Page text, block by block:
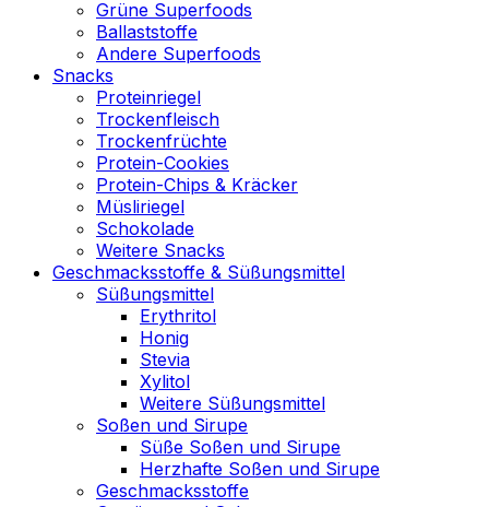
Grüne Superfoods
Ballaststoffe
Andere Superfoods
Snacks
Proteinriegel
Trockenfleisch
Trockenfrüchte
Protein-Cookies
Protein-Chips & Kräcker
Müsliriegel
Schokolade
Weitere Snacks
Geschmacksstoffe & Süßungsmittel
Süßungsmittel
Erythritol
Honig
Stevia
Xylitol
Weitere Süßungsmittel
Soßen und Sirupe
Süße Soßen und Sirupe
Herzhafte Soßen und Sirupe
Geschmacksstoffe